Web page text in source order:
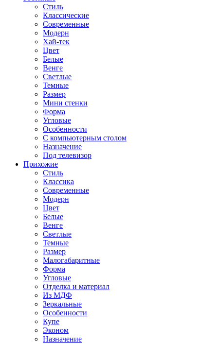
Стиль
Классические
Современные
Модерн
Хай-тек
Цвет
Белые
Венге
Светлые
Темные
Размер
Мини стенки
Форма
Угловые
Особенности
С компьютерным столом
Назначение
Под телевизор
Прихожие
Стиль
Классика
Современные
Модерн
Цвет
Белые
Венге
Светлые
Темные
Размер
Малогабаритные
Форма
Угловые
Отделка и материал
Из МДФ
Зеркальные
Особенности
Купе
Эконом
Назначение